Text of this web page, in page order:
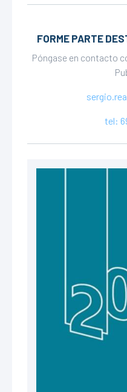
FORME PARTE
Póngase en contacto
tel: